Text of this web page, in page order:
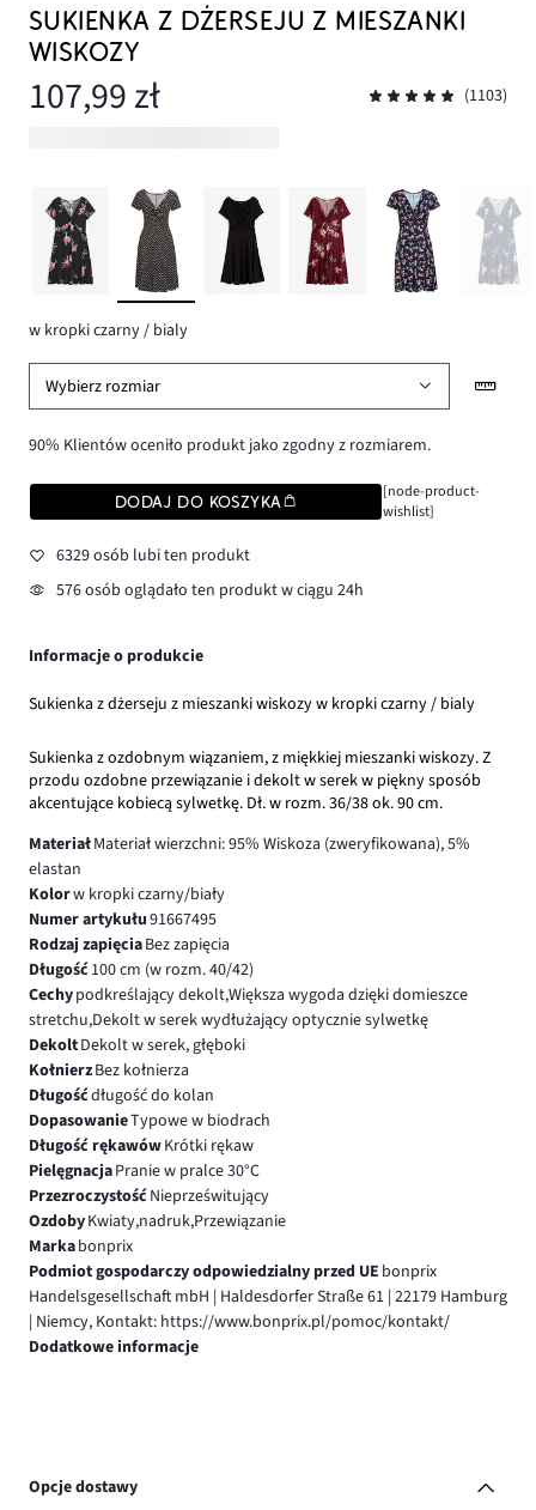
SUKIENKA Z DŻERSEJU Z MIESZANKI
WISKOZY
107,99 zł (1103)
w kropki czarny / bialy
Wybierz rozmiar
90% Klientów oceniło produkt jako zgodny z rozmiarem.
DODAJ DO KOSZYKA
[node-product-
wishlist]
6329 osób lubi ten produkt
576 osób oglądało ten produkt w ciągu 24h
Informacje o produkcie
Sukienka z dżerseju z mieszanki wiskozy w kropki czarny / bialy
Sukienka z ozdobnym wiązaniem, z miękkiej mieszanki wiskozy. Z
przodu ozdobne przewiązanie i dekolt w serek w piękny sposób
akcentujące kobiecą sylwetkę. Dł. w rozm. 36/38 ok. 90 cm.
MateriałMateriał wierzchni: 95% Wiskoza (zweryfikowana), 5%
elastan
Kolorw kropki czarny/biały
Numer artykułu91667495
Rodzaj zapięciaBez zapięcia
Długość100 cm (w rozm. 40/42)
Cechypodkreślający dekolt,Większa wygoda dzięki domieszce
stretchu,Dekolt w serek wydłużający optycznie sylwetkę
DekoltDekolt w serek, głęboki
KołnierzBez kołnierza
Długośćdługość do kolan
DopasowanieTypowe w biodrach
Długość rękawówKrótki rękaw
PielęgnacjaPranie w pralce 30°C
PrzezroczystośćNieprześwitujący
OzdobyKwiaty,nadruk,Przewiązanie
Markabonprix
Podmiot gospodarczy odpowiedzialny przed UE bonprix
Handelsgesellschaft mbH | Haldesdorfer Straße 61 | 22179 Hamburg
| Niemcy, Kontakt: https://www.bonprix.pl/pomoc/kontakt/
Dodatkowe informacje
Opcje dostawy